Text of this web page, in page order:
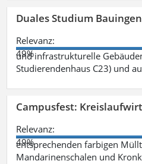
Duales Studium
Relevanz:
49%
und infrastrukturelle
Studierendenhaus C23) und
Campusfest:
Relevanz:
49%
entsprechenden farbigen
Mandarinenschalen und